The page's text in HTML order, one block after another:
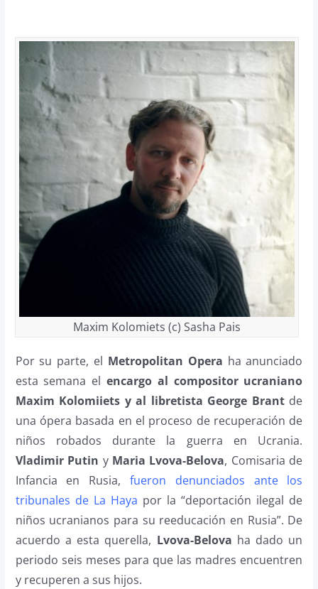
Maxim Kolomiets (c) Sasha Pais
Por su parte, el Metropolitan Opera ha anunciado
esta semana el encargo al compositor ucraniano
Maxim Kolomiiets y al libretista George Brantde
una ópera basada en el proceso de recuperación de
niños robados durante la guerra en Ucrania.
Vladimir Putin y Maria Lvova-Belova, Comisaria de
Infancia en Rusia, fueron denunciados ante los
tribunales de La Haya por la “deportación ilegal de
niños ucranianos para su reeducación en Rusia”. De
acuerdo a esta querella, Lvova-Belova ha dado un
periodo seis meses para que las madres encuentren
y recuperen a sus hijos.